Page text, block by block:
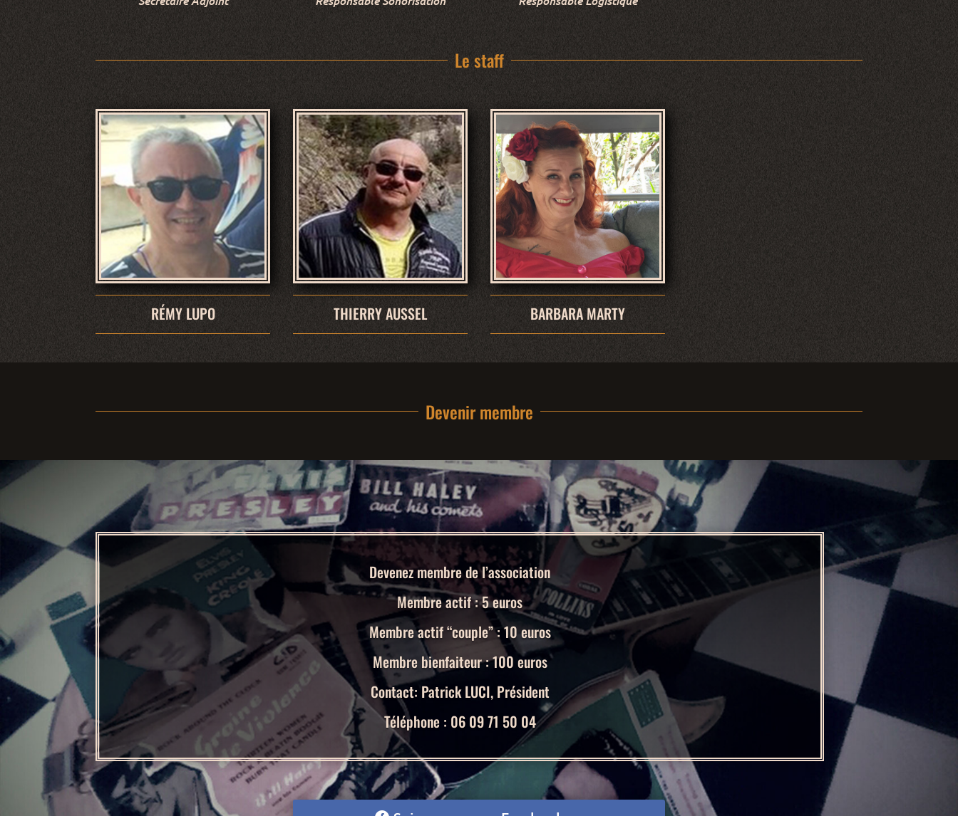
Le staff
RÉMY LUPO THIERRY AUSSEL BARBARA MARTY
Devenir membre
Devenez membre de l’association
Membre actif : 5 euros
Membre actif “couple” : 10 euros
Membre bienfaiteur : 100 euros
Contact: Patrick LUCI, Président
Téléphone : 06 09 71 50 04